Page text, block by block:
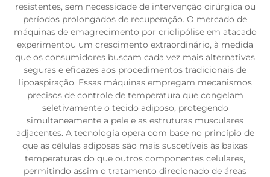
resistentes, sem necessidade de intervenção cirúrgica ou
períodos prolongados de recuperação. O mercado de
máquinas de emagrecimento por criolipólise em atacado
experimentou um crescimento extraordinário, à medida
que os consumidores buscam cada vez mais alternativas
seguras e eficazes aos procedimentos tradicionais de
lipoaspiração. Essas máquinas empregam mecanismos
precisos de controle de temperatura que congelam
seletivamente o tecido adiposo, protegendo
simultaneamente a pele e as estruturas musculares
adjacentes. A tecnologia opera com base no princípio de
que as células adiposas são mais suscetíveis às baixas
temperaturas do que outros componentes celulares,
permitindo assim o tratamento direcionado de áreas